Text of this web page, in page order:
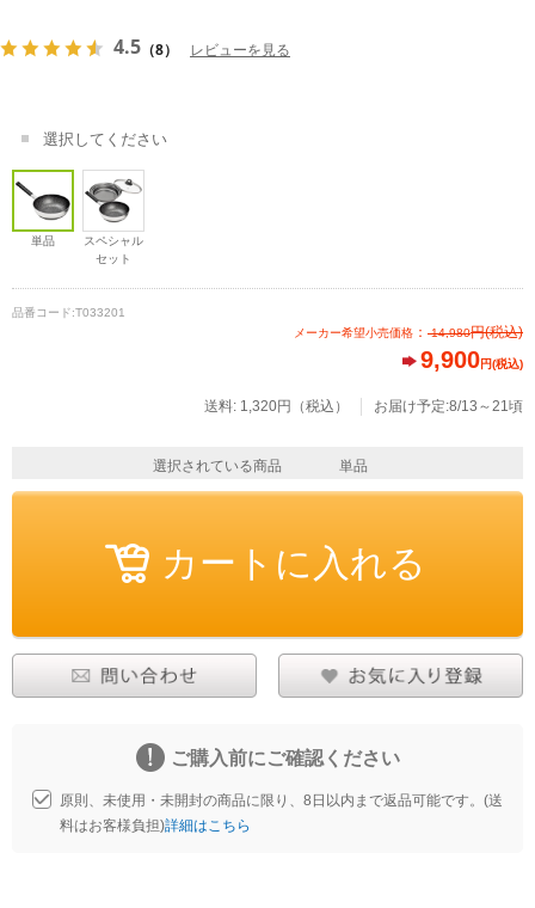
4.5 （8） レビューを見る
選択してください
単品
スペシャル
セット
品番コード:T033201
メーカー希望小売価格 ： 14,980円(税込)
9,900円(税込)
送料: 1,320円（税込） お届け予定:8/13～21頃
選択されている商品 単品
ご購入前にご確認ください
原則、未使用・未開封の商品に限り、8日以内まで返品可能です。(送
料はお客様負担)詳細はこちら